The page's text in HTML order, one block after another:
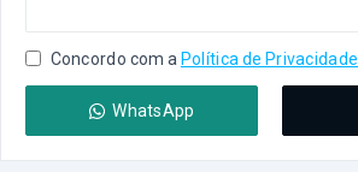
Concordo com a Política de Privacidade
WhatsApp